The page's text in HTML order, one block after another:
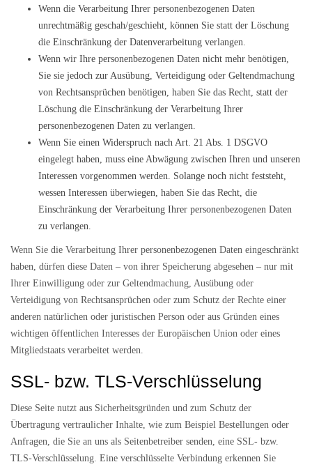
Wenn die Verarbeitung Ihrer personenbezogenen Daten
unrechtmäßig geschah/geschieht, können Sie statt der Löschung
die Einschränkung der Datenverarbeitung verlangen.
Wenn wir Ihre personenbezogenen Daten nicht mehr benötigen,
Sie sie jedoch zur Ausübung, Verteidigung oder Geltendmachung
von Rechtsansprüchen benötigen, haben Sie das Recht, statt der
Löschung die Einschränkung der Verarbeitung Ihrer
personenbezogenen Daten zu verlangen.
Wenn Sie einen Widerspruch nach Art. 21 Abs. 1 DSGVO
eingelegt haben, muss eine Abwägung zwischen Ihren und unseren
Interessen vorgenommen werden. Solange noch nicht feststeht,
wessen Interessen überwiegen, haben Sie das Recht, die
Einschränkung der Verarbeitung Ihrer personenbezogenen Daten
zu verlangen.
Wenn Sie die Verarbeitung Ihrer personenbezogenen Daten eingeschränkt
haben, dürfen diese Daten – von ihrer Speicherung abgesehen – nur mit
Ihrer Einwilligung oder zur Geltendmachung, Ausübung oder
Verteidigung von Rechtsansprüchen oder zum Schutz der Rechte einer
anderen natürlichen oder juristischen Person oder aus Gründen eines
wichtigen öffentlichen Interesses der Europäischen Union oder eines
Mitgliedstaats verarbeitet werden.
SSL- bzw. TLS-Verschlüsselung
Diese Seite nutzt aus Sicherheitsgründen und zum Schutz der
Übertragung vertraulicher Inhalte, wie zum Beispiel Bestellungen oder
Anfragen, die Sie an uns als Seitenbetreiber senden, eine SSL- bzw.
TLS-Verschlüsselung. Eine verschlüsselte Verbindung erkennen Sie